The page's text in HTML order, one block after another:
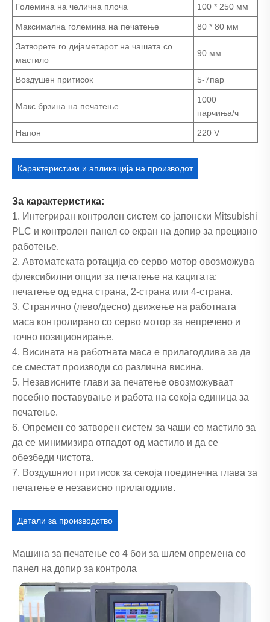
Големина на челична плоча 100 * 250 мм
Максимална големина на печатење 80 * 80 мм
Затворете го дијаметарот на чашата со
мастило
90 мм
Воздушен притисок 5-7пар
Макс.брзина на печатење
1000
парчиња/ч
Напон 220 V
Карактеристики и апликација на производот
За карактеристика:
1. Интегриран контролен систем со јапонски Mitsubishi
PLC и контролен панел со екран на допир за прецизно
работење.
2. Автоматската ротација со серво мотор овозможува
флексибилни опции за печатење на кацигата:
печатење од една страна, 2-страна или 4-страна.
3. Странично (лево/десно) движење на работната
маса контролирано со серво мотор за непречено и
точно позиционирање.
4. Висината на работната маса е прилагодлива за да
се сместат производи со различна висина.
5. Независните глави за печатење овозможуваат
посебно поставување и работа на секоја единица за
печатење.
6. Опремен со затворен систем за чаши со мастило за
да се минимизира отпадот од мастило и да се
обезбеди чистота.
7. Воздушниот притисок за секоја поединечна глава за
печатење е независно прилагодлив.
Детали за производство
Машина за печатење со 4 бои за шлем опремена со
панел на допир за контрола